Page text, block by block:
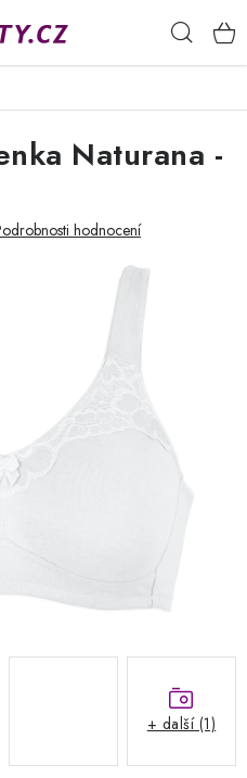
podmínky
Naturana -
hodnocení
+ další (1)